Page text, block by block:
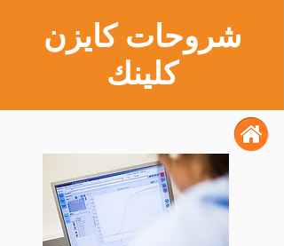
شروحات كايزن
كلينك